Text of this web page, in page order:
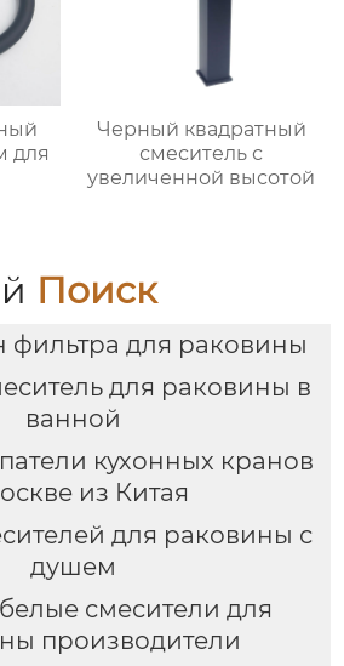
для
Черный квадратный
смеситель с
увеличенной высотой
Поиск
фильтра для раковины
для раковины в
ванной
кухонных кранов
из Китая
для раковины с
душем
смесители для
производители